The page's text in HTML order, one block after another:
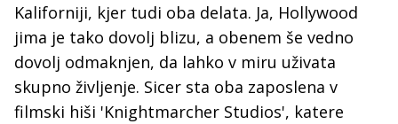
Kaliforniji, kjer tudi oba delata. Ja, Hollywood
jima je tako dovolj blizu, a obenem še vedno
dovolj odmaknjen, da lahko v miru uživata
skupno življenje. Sicer sta oba zaposlena v
filmski hiši 'Knightmarcher Studios', katere